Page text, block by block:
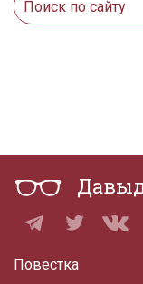
Повестка